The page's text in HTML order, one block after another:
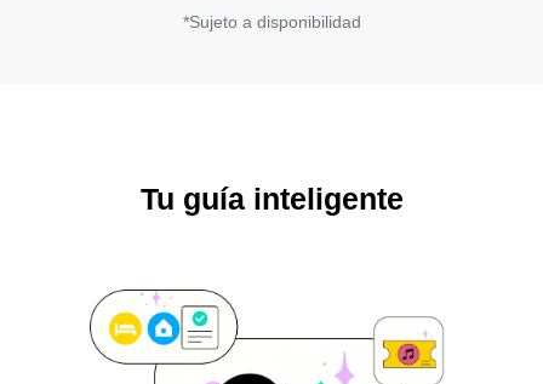
*Sujeto a disponibilidad
Tu guía inteligente